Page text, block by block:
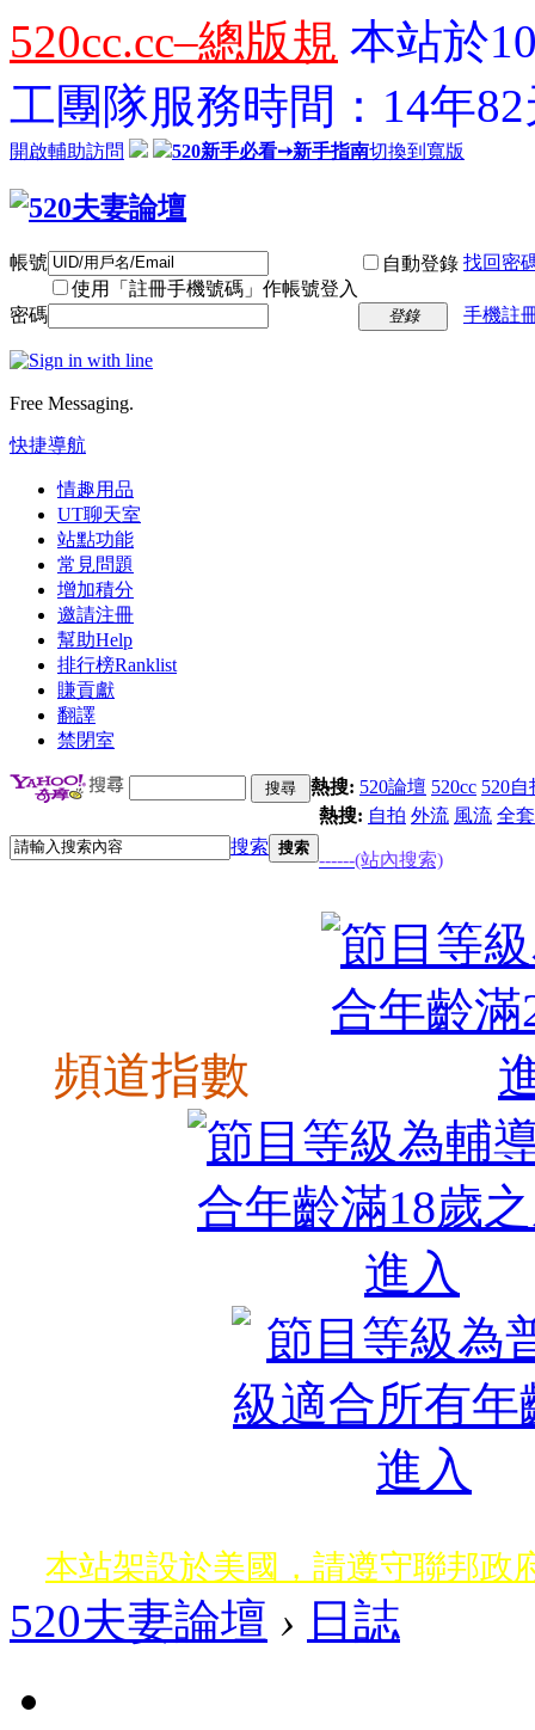
520cc.cc–總版規 本站於
工團隊服務時間：14年
開啟輔助訪問 520新手必看➙新手指南切換到寬版
帳號
使用「註冊手機號碼」作帳號登入
自動登錄 找回密
密碼 登錄 手機註
Free Messaging.
快捷導航
情趣用品
UT聊天室
站點功能
常見問題
增加積分
邀請注冊
幫助Help
排行榜Ranklist
賺貢獻
翻譯
禁閉室
熱搜: 520論壇 520cc 520自
搜索 搜索
熱搜: 自拍 外流 風流 全套
------(站內搜索)
頻道指數
本站架設於美國，請遵守聯邦政
網路詐騙多﹗會員遇見詐騙行為
嚴禁假聯誼之名斂財詐騙或性交
520夫妻論壇 › 日誌